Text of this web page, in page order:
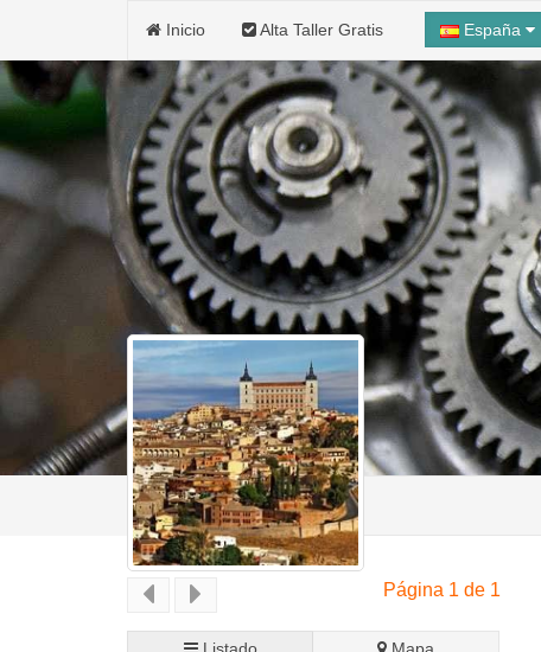
Inicio Alta Taller Gratis España
Página 1 de 1